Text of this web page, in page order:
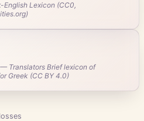
English Lexicon (CC0,
Translators Brief lexicon of
Greek (CC BY 4.0)
es